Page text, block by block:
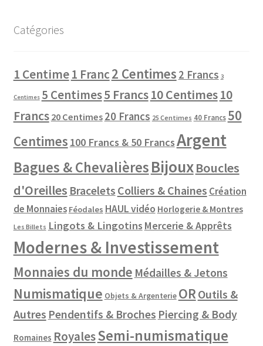
Catégories
1 Centime1 Franc2 Centimes 2 Francs 3
Centimes 5 Centimes5 Francs10 Centimes10
Francs 20 Centimes 20 Francs 25 Centimes 40 Francs 50
Centimes 100 Francs & 50 FrancsArgent
Bagues & ChevalièresBijouxBoucles
d'Oreilles Bracelets Colliers & Chaines Création
de Monnaies Féodales HAUL vidéo Horlogerie & Montres
Les Billets Lingots & Lingotins Mercerie & Apprêts
Modernes & Investissement
Monnaies du monde Médailles & Jetons
Numismatique Objets & Argenterie OR Outils &
Autres Pendentifs & Broches Piercing & Body
Romaines RoyalesSemi-numismatique